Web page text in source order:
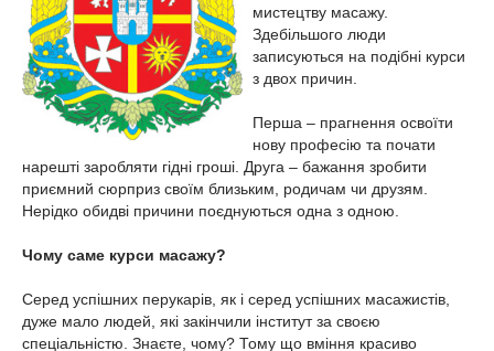
мистецтву масажу.
Здебільшого люди
записуються на подібні курси
з двох причин.
Перша – прагнення освоїти
нову професію та почати
нарешті заробляти гідні гроші. Друга – бажання зробити
приємний сюрприз своїм близьким, родичам чи друзям.
Нерідко обидві причини поєднуються одна з одною.
Чому саме курси масажу?
Серед успішних перукарів, як і серед успішних масажистів,
дуже мало людей, які закінчили інститут за своєю
спеціальністю. Знаєте, чому? Тому що вміння красиво